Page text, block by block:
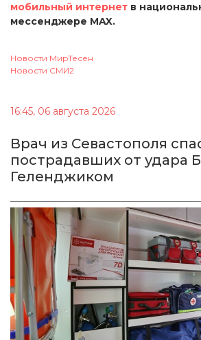
мобильный интернет в
мессенджере MAX.
Новости МирТесен
Новости СМИ2
16:45, 06 августа 2026
Врач из Севастополя
пострадавших от удара
Геленджиком